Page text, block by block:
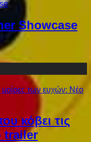
Showcase
κόβει τις
trailer